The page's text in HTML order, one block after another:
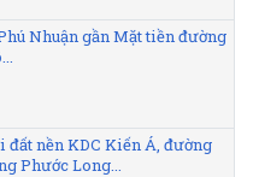
Nhuận gần Mặt tiền đường
nền KDC Kiến Á, đường
Phước Long...